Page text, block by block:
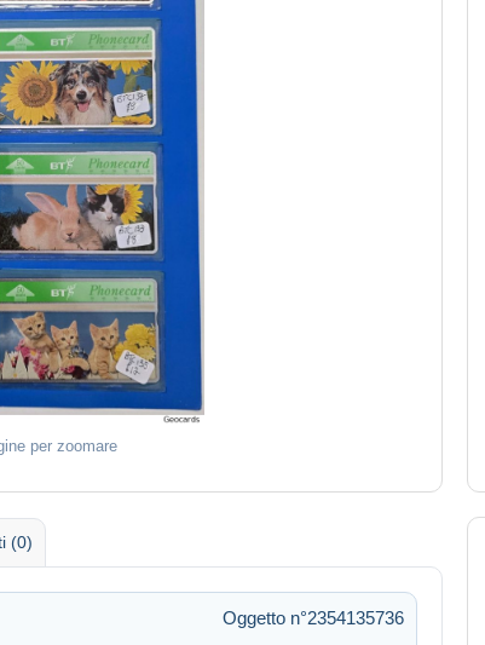
per zoomare
(0)
Oggetto n°2354135736